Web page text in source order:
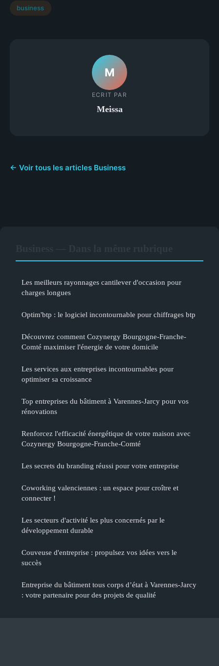
business
M
ECRIT PAR
Meissa
← Voir tous les articles Business
Les meilleurs rayonnages cantilever d'occasion pour
charges longues
Optim'btp : le logiciel incontournable pour chiffrages btp
Découvrez comment Cozynergy Bourgogne-Franche-
Comté maximiser l'énergie de votre domicile
Les services aux entreprises incontournables pour
optimiser sa croissance
Top entreprises du bâtiment à Varennes-Jarcy pour vos
rénovations
Renforcez l'efficacité énergétique de votre maison avec
Cozynergy Bourgogne-Franche-Comté
Les secrets du branding réussi pour votre entreprise
Coworking valenciennes : un espace pour croître et
connecter !
Les secteurs d'activité les plus concernés par le
développement durable
Couveuse d'entreprise : propulsez vos idées vers le
succès
Entreprise du bâtiment tous corps d’état à Varennes-Jarcy
: votre partenaire pour des projets de qualité